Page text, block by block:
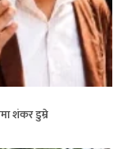
शंकर डुम्रे